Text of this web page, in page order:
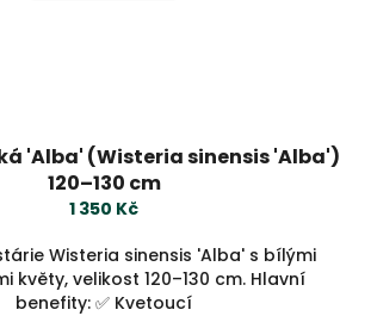
'Alba' (Wisteria sinensis 'Alba')
120–130 cm
1 350 Kč
Wisteria sinensis 'Alba' s bílými
květy, velikost 120–130 cm. Hlavní
benefity: ✅ Kvetoucí